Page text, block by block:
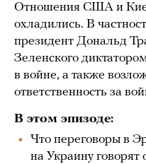
Отношения США и
охладились. В
президент Дональд
Зеленского
в войне, а также
ответственность за
В этом эпизоде:
Что переговоры в
на Украину